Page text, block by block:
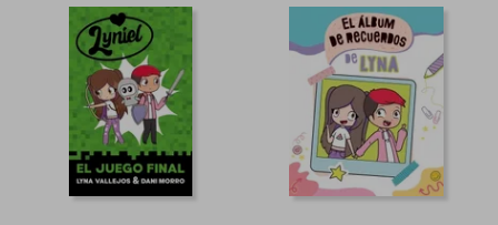
5%
dcto.
5%
dcto.